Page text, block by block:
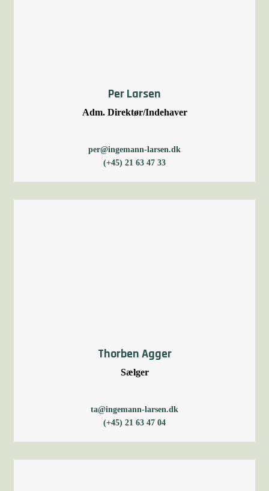
Per Larsen
Adm. Direktør/Indehaver
per@ingemann-larsen.dk
(+45) 21 63 47 33
Thorben Agger
Sælger
ta@ingemann-larsen.dk
(+45) 21 63 47 04